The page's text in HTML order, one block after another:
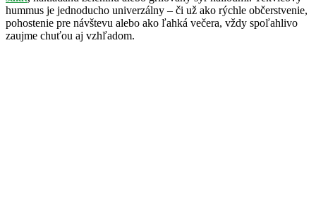
hummus je jednoducho univerzálny – či už ako rýchle občerstvenie,
pohostenie pre návštevu alebo ako ľahká večera, vždy spoľahlivo
zaujme chuťou aj vzhľadom.